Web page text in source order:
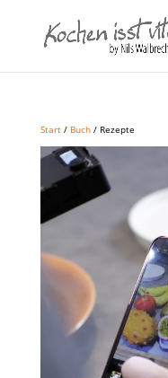
Start/ Buch/ Rezepte